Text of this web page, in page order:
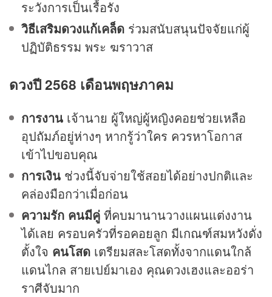
ระวังการเป็นเรื้อรัง
วิธีเสริมดวงแก้เคล็ด ร่วมสนับสนุนปัจจัยแก่ผู้
ปฏิบัติธรรม พระ ฆราวาส
ดวงปี 2568 เดือนพฤษภาคม
การงาน เจ้านาย ผู้ใหญ่ผู้หญิงคอยช่วยเหลือ
อุปถัมภ์อยู่ห่างๆ หากรู้ว่าใคร ควรหาโอกาส
เข้าไปขอบคุณ
การเงิน ช่วงนี้จับจ่ายใช้สอยได้อย่างปกติและ
คล่องมือกว่าเมื่อก่อน
ความรัก คนมีคู่ ที่คบมานานวางแผนแต่งงาน
ได้เลย ครอบครัวที่รอคอยลูก มีเกณฑ์สมหวังดั่ง
ตั้งใจ คนโสด เตรียมสละโสดทั้งจากแดนใกล้
แดนไกล สายเปย์มาเอง คุณดวงเฮงและออร่า
ราศีจับมาก